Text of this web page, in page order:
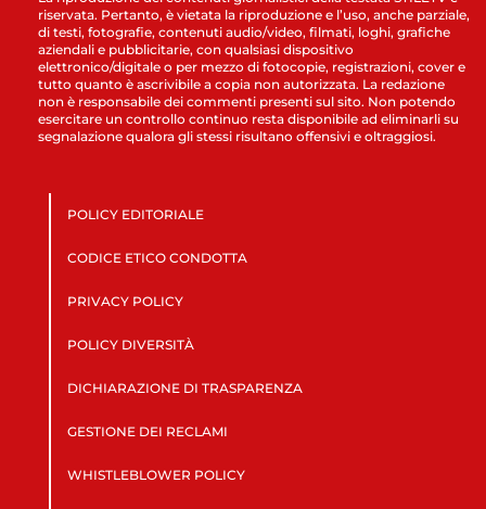
riservata. Pertanto, è vietata la riproduzione e l’uso, anche parziale,
di testi, fotografie, contenuti audio/video, filmati, loghi, grafiche
aziendali e pubblicitarie, con qualsiasi dispositivo
elettronico/digitale o per mezzo di fotocopie, registrazioni, cover e
tutto quanto è ascrivibile a copia non autorizzata. La redazione
non è responsabile dei commenti presenti sul sito. Non potendo
esercitare un controllo continuo resta disponibile ad eliminarli su
segnalazione qualora gli stessi risultano offensivi e oltraggiosi.
POLICY EDITORIALE
CODICE ETICO CONDOTTA
PRIVACY POLICY
POLICY DIVERSITÀ
DICHIARAZIONE DI TRASPARENZA
GESTIONE DEI RECLAMI
WHISTLEBLOWER POLICY